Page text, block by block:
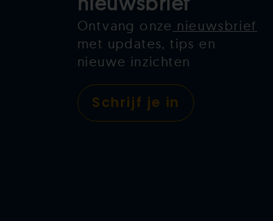
Ontvang onze nieuwsbrief
met updates, tips en
nieuwe inzichten
Schrijf je in